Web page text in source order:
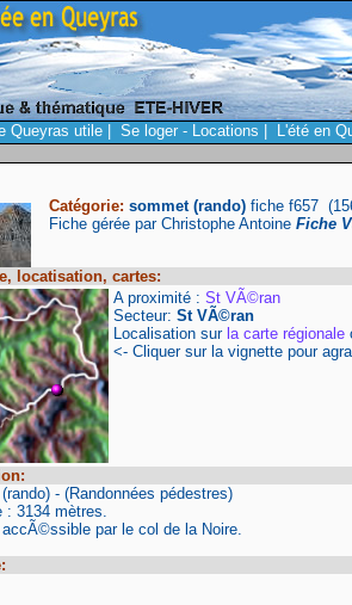
Queyras utile| Se loger - Locations L'été en
Catégorie: sommet (rando) fiche f657
Fiche gérée par Christophe Antoine Fiche
locatisation, cartes:
A proximité : St VÃ©ran
Secteur: St VÃ©ran
Localisation sur la carte régionale
<- Cliquer sur la vignette pour
- (Randonnées pédestres)
: 3134 mètres.
par le col de la Noire.